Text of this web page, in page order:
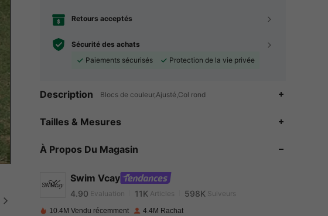
Retours acceptés
Sécurité des achats
Paiements sécurisés
Protection de la vie privée
Description Blocs de couleur,Ajusté,Col rond
Tailles & Mesures
À Propos Du Magasin
Swim Vcay
4.90 Evaluation 11K Articles 598K Suiveurs
a suivi Il y a 10 heures
10.4M Vendu récemment 4.4M Rachat